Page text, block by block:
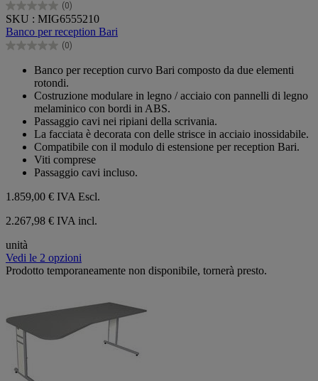
(0)
0.0
su
5
stelle.
SKU : MIG6555210
Banco per reception Bari
(0)
0.0
Banco per reception curvo Bari composto da due elementi
rotondi.
Costruzione modulare in legno / acciaio con pannelli di legno
melaminico con bordi in ABS.
Passaggio cavi nei ripiani della scrivania.
La facciata è decorata con delle strisce in acciaio inossidabile.
Compatibile con il modulo di estensione per reception Bari.
Viti comprese
Passaggio cavi incluso.
1.859,00 € IVA Escl.
2.267,98 € IVA incl.
unità
Vedi le 2 opzioni
Prodotto temporaneamente non disponibile, tornerà presto.